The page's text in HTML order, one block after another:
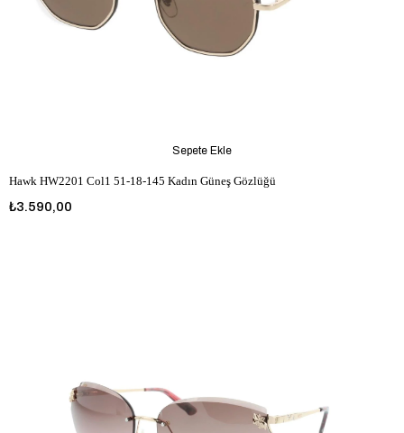
Hawk HW2201 Col1 51-18-145 Kadın Güneş Gözlüğü
₺3.590,00
Sepete Ekle